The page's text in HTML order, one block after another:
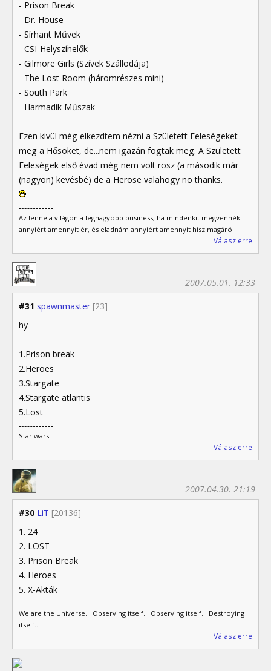
- Prison Break
- Dr. House
- Sírhant Művek
- CSI-Helyszínelők
- Gilmore Girls (Szívek Szállodája)
- The Lost Room (háromrészes mini)
- South Park
- Harmadik Műszak
Ezen kivül még elkezdtem nézni a Született Feleségeket
meg a Hősöket, de...nem igazán fogtak meg. A Született
Feleségek első évad még nem volt rosz (a második már
(nagyon) kevésbé) de a Herose valahogy no thanks.
Az lenne a világon a legnagyobb business, ha mindenkit megvennék
annyiért amennyit ér, és eladnám annyiért amennyit hisz magáról!
Válasz erre
#31 spawnmaster [23]
2007.05.01. 12:33
hy
1.Prison break
2.Heroes
3.Stargate
4.Stargate atlantis
5.Lost
Star wars
Válasz erre
#30 LiT [20136]
2007.04.30. 21:19
1. 24
2. LOST
3. Prison Break
4. Heroes
5. X-Akták
We are the Universe... Observing itself... Observing itself... Destroying
itself...
Válasz erre